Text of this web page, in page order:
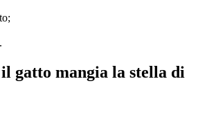
il gatto mangia la stella di